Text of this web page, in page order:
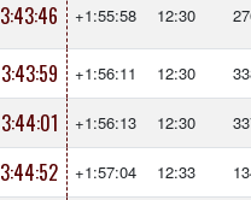
3:43:46 +1:55:58 12:30
3:43:59 +1:56:11 12:30
3:44:01 +1:56:13 12:30
3:44:52 +1:57:04 12:33